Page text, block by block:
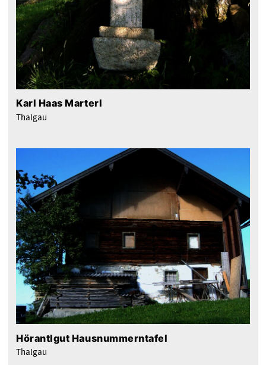
Karl Haas Marterl
Thalgau
Hörantlgut Hausnummerntafel
Thalgau